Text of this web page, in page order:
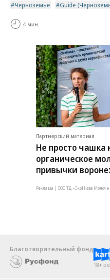
Черноземье
Guide
4 мин.
Партнерский материал
Не просто чашка
органическое
привычки
Реклама | ООО ТД «ЭкоНива
Благотворительный фонд
18+